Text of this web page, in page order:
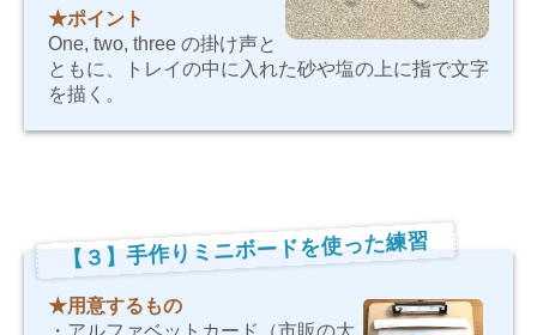
★ポイント
One, two, three の掛け声と
ともに、トレイの中に入れた砂や塩の上に指で文字
を描く。
【３】手作りミニボードを使った練習
★用意するもの
・アルファベットカード（市販の大